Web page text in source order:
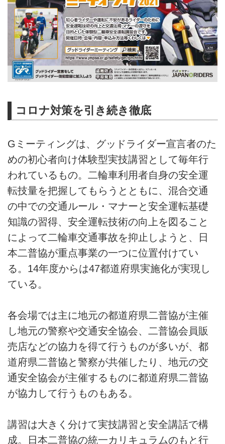
コロナ対策を引き続き徹底
Gミーティングは、グッドライダー宣言者のた
めの初心者向け体験型実技講習として毎年行
われているもの。二輪車利用者自身の安全運
転技量を把握してもらうとともに、混合交通
の中での交通ルール・マナーと安全運転基礎
知識の習得、安全運転技術の向上を図ること
によって二輪車交通事故を抑止しようと、日
本二普協が重点事業の一つに位置付けてい
る。14年度からは47都道府県実施化が実現し
ている。
各会場では主に地元の都道府県二普協が主催
し地元の警察や交通安全協会、二普協会員販
売店などの協力を得て行うものが多いが、都
道府県二普協と警察が共催したり、地元の交
通安全協会が主催するものに都道府県二普協
が協力して行うものもある。
講習は大きく分けて実技講習と安全講話で構
成。日本二普協の統一カリキュラムのもと行